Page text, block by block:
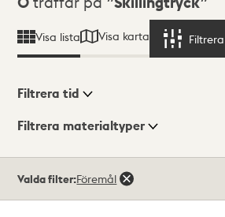
Visa lista Visa karta Filtrera
Visningsläge
Filtrera tid
Filtrera materialtyper
träffar
Valda filter:Föremål